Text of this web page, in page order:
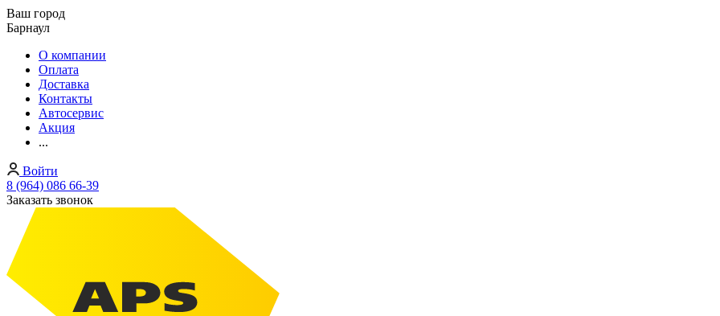
Ваш город
Барнаул
О компании
Оплата
Доставка
Контакты
Автосервис
Акция
...
Войти
8 (964) 086 66-39
Заказать звонок